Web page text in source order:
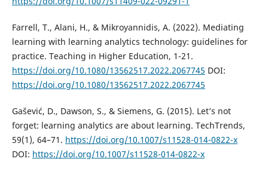
Farrell, T., Alani, H., & Mikroyannidis, A. (2022). Mediating
learning with learning analytics technology: guidelines for
practice. Teaching in Higher Education, 1-21.
https://doi.org/10.1080/13562517.2022.2067745 DOI:
https://doi.org/10.1080/13562517.2022.2067745
Gašević, D., Dawson, S., & Siemens, G. (2015). Let’s not
forget: learning analytics are about learning. TechTrends,
59(1), 64–71. https://doi.org/10.1007/s11528-014-0822-x
DOI: https://doi.org/10.1007/s11528-014-0822-x